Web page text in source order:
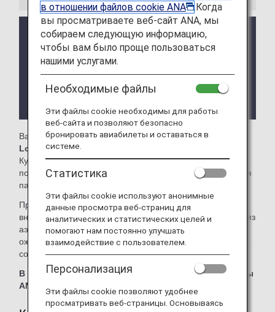
Услуги и часы работы стороннего зала ожидания
могут быть изменены без предварительного
уведомления.
находится зал ожидания, могут действовать
Вам доступен зал ожиданияMalaysia Airlines Golden
Loungeв Терминале 1 международного аэропорта
Куала-Лумпур. На этой странице вы найдете более
подробную информацию о доступе в залы ожидания для
пассажиров международных рейсов ANA.
При пересадке с международного рейса ANA на
внутренний рейс, выполняемый другой авиакомпанией из
аэропорта за пределами Японии, условия доступа в зал
ожидания могут отличаться. Уточните условия доступа у
соответствующей авиакомпании.
В этом зале ожидания нельзя использовать ваучеры
ANA Suite Lounge.
в отношении файлов cookie ANA
.Когда
вы просматриваете веб-сайт ANA, мы
собираем следующую информацию,
чтобы вам было проще пользоваться
нашими услугами.
Необходимые файлы
Эти файлы cookie необходимы для работы
веб-сайта и позволяют безопасно
бронировать авиабилеты и оставаться в
системе.
Статистика
Эти файлы cookie используют анонимные
данные просмотра веб-страниц для
аналитических и статистических целей и
помогают нам постоянно улучшать
взаимодействие с пользователем.
Персонализация
Эти файлы cookie позволяют удобнее
просматривать веб-страницы. Основываясь